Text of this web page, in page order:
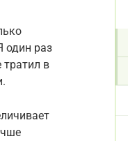
один раз
тратил в